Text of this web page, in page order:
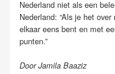
Nederland niet als een
Nederland: “Als je het
elkaar eens bent en met
punten.”
Door Jamila Baaziz